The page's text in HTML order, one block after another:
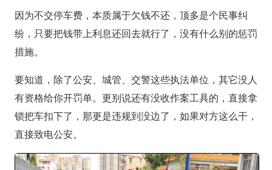
因为不交停车费，本质属于欠钱不还，顶多是个民事纠
纷，只要把钱带上利息还回去就行了，没有什么别的惩罚
措施。
要知道，除了公安、城管、交警这些执法单位，其它没人
有资格给你开罚单。更别说还有没收作案工具的，直接拿
锁把车扣下了，那更是违规到没边了，如果对方这么干，
直接致电公安。